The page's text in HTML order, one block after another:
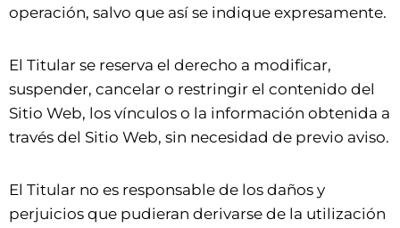
operación, salvo que así se indique expresamente.
El Titular se reserva el derecho a modificar,
suspender, cancelar o restringir el contenido del
Sitio Web, los vínculos o la información obtenida a
través del Sitio Web, sin necesidad de previo aviso.
El Titular no es responsable de los daños y
perjuicios que pudieran derivarse de la utilización